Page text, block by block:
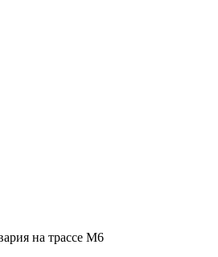
на трассе М6